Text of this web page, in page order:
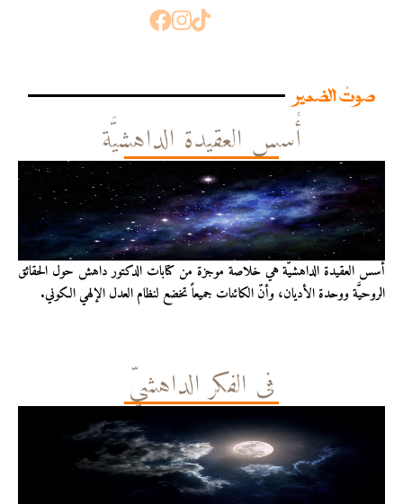
صوتُ الضمير
أُسس العقيدة الداهشيَّة
أُسس العقيدة الداهشيّة هي خلاصة موجزة من كتابات الدكتور داهش حول الحقائق
الروحيَّة ووحدة الأديان، وأنّ الكائنات جميعاً تخضع لنظام العدل الإلهي الكوني.
في الفكر الداهشيّ